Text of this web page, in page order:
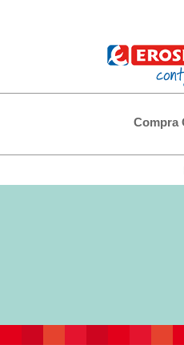
Compra